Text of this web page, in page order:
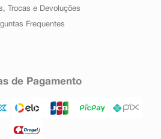
Trocas e Devoluções
Frequentes
de Pagamento